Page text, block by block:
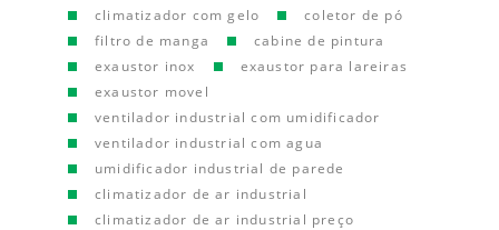
climatizador com gelo
coletor de pó
filtro de manga
cabine de pintura
exaustor inox
exaustor para lareiras
exaustor movel
ventilador industrial com umidificador
ventilador industrial com agua
umidificador industrial de parede
climatizador de ar industrial
climatizador de ar industrial preço